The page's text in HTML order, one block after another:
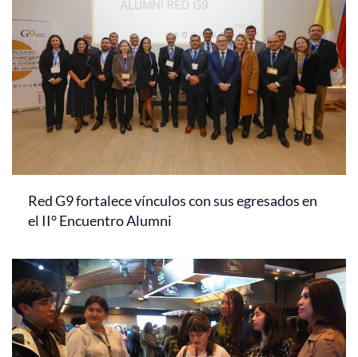
Red G9 fortalece vínculos con sus egresados en
el II° Encuentro Alumni